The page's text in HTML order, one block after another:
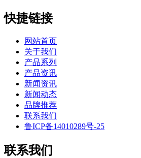
快捷链接
网站首页
关于我们
产品系列
产品资讯
新闻资讯
新闻动态
品牌推荐
联系我们
鲁ICP备14010289号-25
联系我们